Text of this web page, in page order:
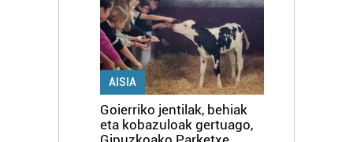
AISIA
Goierriko jentilak, behiak
eta kobazuloak gertuago,